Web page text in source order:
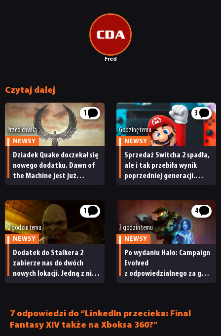
RECENZJE
PUBLICYSTYKA
KULTURA
RETRO
TECHNOLOGIE
DYSKUSJE
Fred
Czytaj dalej
1
Przed chwilą
NEWSY
Dziadek Quake doczekał się
nowego dodatku. Dawn of
the Machine jest już
3
Godzinę temu
NEWSY
Sprzedaż Switcha 2 spadła,
ale i tak przebiła wynik
poprzedniej generacji.
1
2 godzin temu
NEWSY
Dodatek do Stalkera 2
zabierze nas do dwóch
nowych lokacji. Jedną z nich
4
3 godzin temu
NEWSY
Po wydaniu Halo: Campaign
Evolved
z odpowiedzialnego za grę
7 odpowiedzi do “LinkedIn przecieka: Final
Fantasy XIV także na Xboksa 360?”